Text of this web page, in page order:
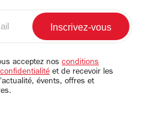
acceptez nos conditions
et de recevoir les
évents, offres et